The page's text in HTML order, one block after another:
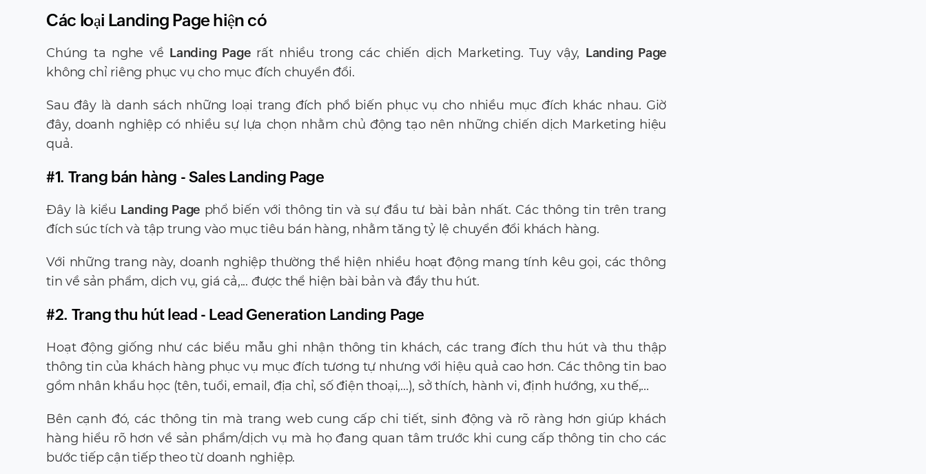
Các loại Landing Page hiện có
Chúng ta nghe về Landing Pagerất nhiều trong các chiến dịch Marketing. Tuy vậy, Landing Page
không chỉ riêng phục vụ cho mục đích chuyển đổi.
Sau đây là danh sách những loại trang đích phổ biến phục vụ cho nhiều mục đích khác nhau. Giờ
đây, doanh nghiệp có nhiều sự lựa chọn nhằm chủ động tạo nên những chiến dịch Marketing hiệu
quả.
#1. Trang bán hàng - Sales Landing Page
Đây là kiểu Landing Page phổ biến với thông tin và sự đầu tư bài bản nhất. Các thông tin trên trang
đích súc tích và tập trung vào mục tiêu bán hàng, nhằm tăng tỷ lệ chuyển đổi khách hàng.
Với những trang này, doanh nghiệp thường thể hiện nhiều hoạt động mang tính kêu gọi, các thông
tin về sản phẩm, dịch vụ, giá cả,... được thể hiện bài bản và đầy thu hút.
#2. Trang thu hút lead - Lead Generation Landing Page
Hoạt động giống như các biểu mẫu ghi nhận thông tin khách, các trang đích thu hút và thu thập
thông tin của khách hàng phục vụ mục đích tương tự nhưng với hiệu quả cao hơn. Các thông tin bao
gồm nhân khẩu học (tên, tuổi, email, địa chỉ, số điện thoại,...), sở thích, hành vi, định hướng, xu thế,...
Bên cạnh đó, các thông tin mà trang web cung cấp chi tiết, sinh động và rõ ràng hơn giúp khách
hàng hiểu rõ hơn về sản phẩm/dịch vụ mà họ đang quan tâm trước khi cung cấp thông tin cho các
bước tiếp cận tiếp theo từ doanh nghiệp.